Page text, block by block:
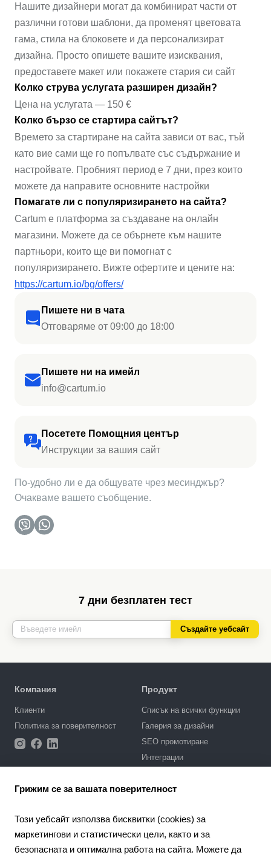
Пишете ни в чата
Отговаряме от 09:00 до 18:00
Пишете ни на имейл
info@cartum.io
Посетете Помощния център
Инструкции за вашия сайт
По-удобно ли е да общувате чрез месинджър?
Очакваме вашето съобщение.
Нашите дизайнери могат да комбинират части от
различни готови шаблони, да променят цветовата
гама, стила на блоковете и да персонализират
дизайна. Просто опишете вашите изисквания,
предоставете макет или покажете стария си сайт
Колко струва услугата разширен дизайн?
Цена на услугата — 150 €
Колко бързо се стартира сайтът?
Времето за стартиране на сайта зависи от вас, тъй
като вие сами ще го попълвате със съдържание и
настройвате. Пробният период е 7 дни, през които
можете да направите основните настройки
Помагате ли с популяризирането на сайта?
Cartum е платформа за създаване на онлайн
магазини. Можете да се обърнете към нашите
партньори, които ще ви помогнат с
популяризирането. Вижте офертите и цените на:
https://cartum.io/bg/offers/
7 дни безплатен тест
Създайте уебсайт
Компания
Клиенти
Политика за поверителност
Продукт
Списък на всички функции
Галерия за дизайни
SEO промотиране
Интеграции
Портал за поддръжка
Напишете запитване
Грижим се за вашата поверителност
Този уебсайт използва бисквитки (cookies) за
маркетингови и статистически цели, както и за
безопасната и оптимална работа на сайта. Можете да